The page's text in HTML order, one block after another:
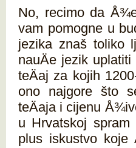
No, recimo da
vam pomogne u
jezika znaš toliko
nauÄe jezik
teÄaj za kojih
ono najgore što
teÄaja i cijenu
u Hrvatskoj
plus iskustvo